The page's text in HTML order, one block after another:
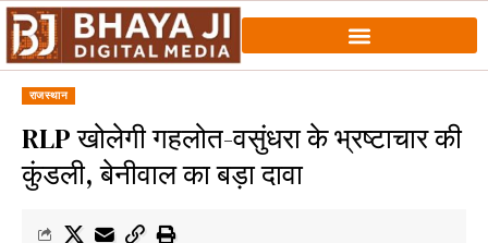
राजस्थान
RLP खोलेगी गहलोत-वसुंधरा के भ्रष्टाचार की
कुंडली, बेनीवाल का बड़ा दावा